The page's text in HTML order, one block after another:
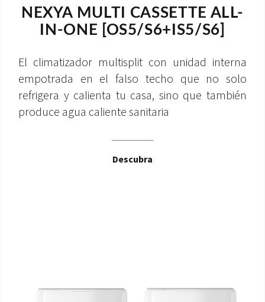
NEXYA MULTI CASSETTE ALL-
IN-ONE [OS5/S6+IS5/S6]
El climatizador multisplit con unidad interna
empotrada en el falso techo que no solo
refrigera y calienta tu casa, sino que también
produce agua caliente sanitaria
Descubra